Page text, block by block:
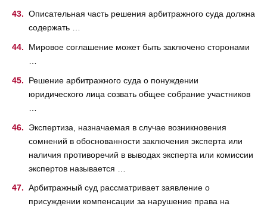
Описательная часть решения арбитражного суда должна
содержать …
Мировое соглашение может быть заключено сторонами
Решение арбитражного суда о понуждении
юридического лица созвать общее собрание участников
Экспертиза, назначаемая в случае возникновения
сомнений в обоснованности заключения эксперта или
наличия противоречий в выводах эксперта или комиссии
экспертов называется …
Арбитражный суд рассматривает заявление о
присуждении компенсации за нарушение права на